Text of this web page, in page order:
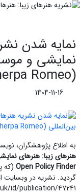
نمایه شدن
نمایشی و
Romeo)
1404-11-16
به اطلاع پژوهشگران،
هنرهای زیبا: هنرهای
Open Policy Finder (که
گردید. نشریه در
id/publication/47241